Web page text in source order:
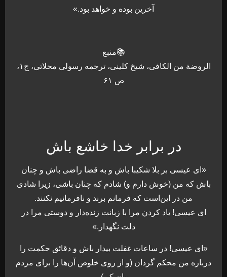
آخرين بوده و خواهد بود.»
📚منبع
الروضة من الكافی، شیخ کلینی، ترجمه رسولى محلاتى، ج‏۱،
ص ۶۱
در برابر خدا خاشع باش
«ای عيسى بر بلا شكيبا باش و به قضا راضى باش و چنان
باش كه من (خوش دارم و) شادم كه چنان باشى، زيرا شادى
من در اين‌است كه فرمانم برند و نافرمانيم نكنند.
اى عيسى! ياد كردن مرا با زبانت زنده‌دار و دوستى مرا در
دلت نگهدار.»
«اى عيسى! در ساعات غفلت بيدار باش و دقائق حكمت را
درباره من محكم گردان (و از روى خلوص آن‌ها را براى مردم